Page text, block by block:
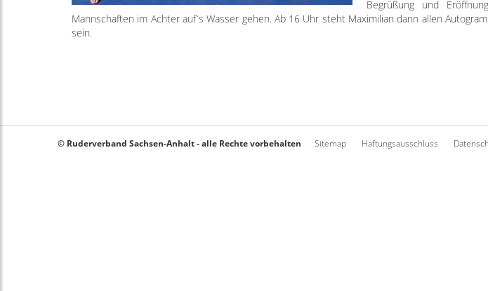
Begrüßung und
Mannschaften im Achter auf`s Wasser gehen. Ab 16 Uhr steht Maximilian dann allen
sein.
© Ruderverband Sachsen-Anhalt - alle Rechte vorbehalten Sitemap Haftungsausschluss